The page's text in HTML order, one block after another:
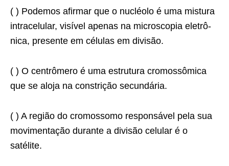
( ) Podemos afirmar que o nucléolo é uma mistura
intracelular, visível apenas na microscopia eletrô­
nica, presente em células em divisão.
( ) O centrômero é uma estrutura cromossômica
que se aloja na constrição secundária.
( ) A região do cromossomo responsável pela sua
mo­vimentação durante a divisão celular é o
satélite.